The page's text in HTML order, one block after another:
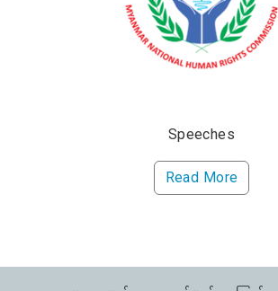
Speeches
Read More